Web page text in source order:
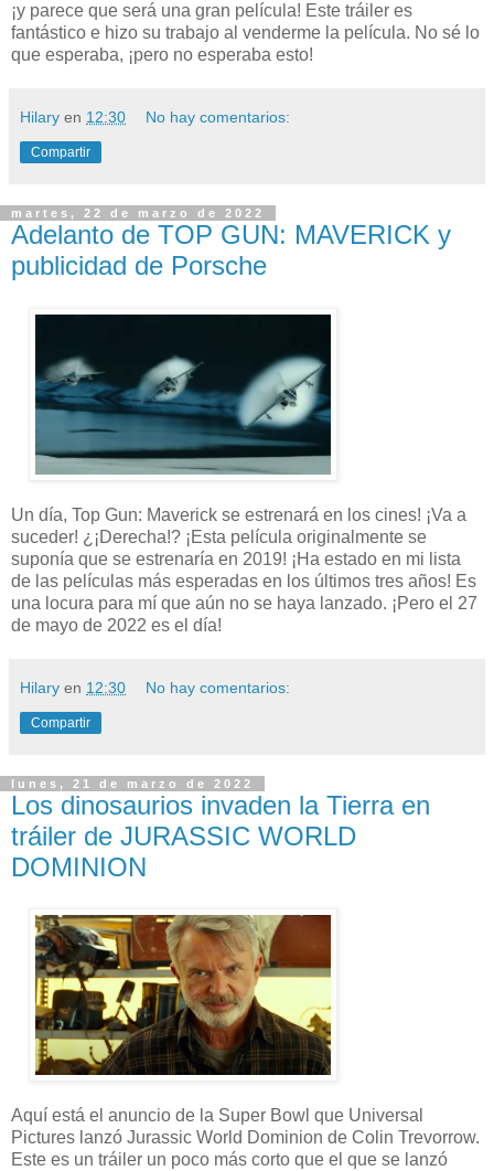
¡y parece que será una gran película! Este tráiler es
fantástico e hizo su trabajo al venderme la película. No sé lo
que esperaba, ¡pero no esperaba esto!
Hilary en 12:30 No hay comentarios:
Compartir
martes, 22 de marzo de 2022
Adelanto de TOP GUN: MAVERICK y
publicidad de Porsche
Un día, Top Gun: Maverick se estrenará en los cines! ¡Va a
suceder! ¿¡Derecha!? ¡Esta película originalmente se
suponía que se estrenaría en 2019! ¡Ha estado en mi lista
de las películas más esperadas en los últimos tres años! Es
una locura para mí que aún no se haya lanzado. ¡Pero el 27
de mayo de 2022 es el día!
Hilary en 12:30 No hay comentarios:
Compartir
lunes, 21 de marzo de 2022
Los dinosaurios invaden la Tierra en
tráiler de JURASSIC WORLD
DOMINION
Aquí está el anuncio de la Super Bowl que Universal
Pictures lanzó Jurassic World Dominion de Colin Trevorrow.
Este es un tráiler un poco más corto que el que se lanzó